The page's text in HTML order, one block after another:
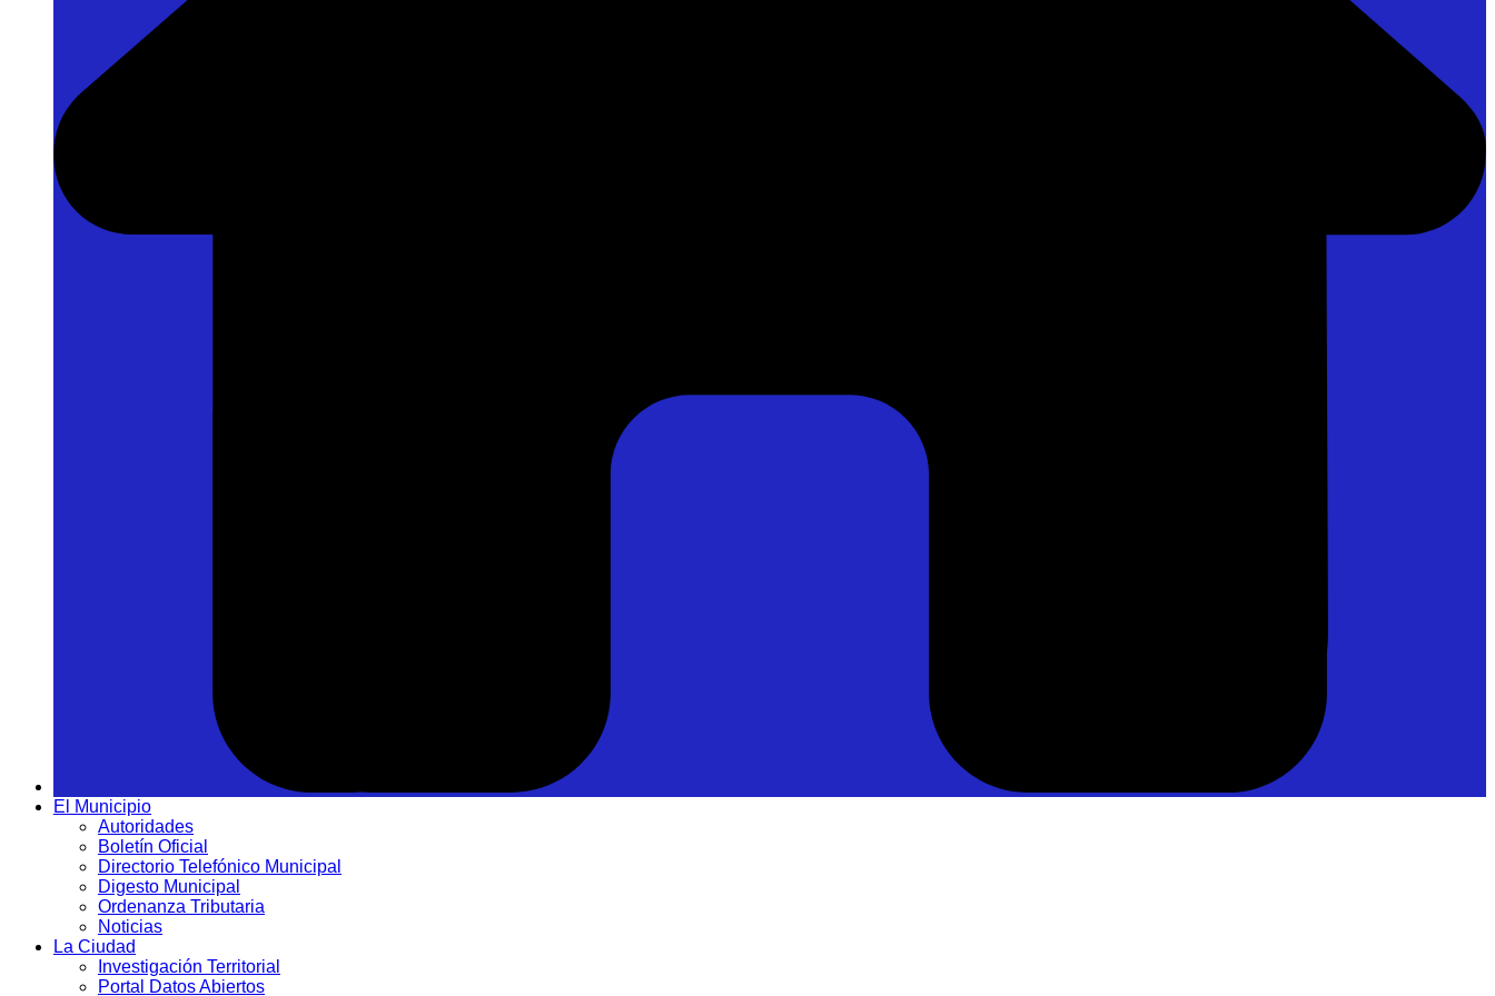
El Municipio
Autoridades
Boletín Oficial
Directorio Telefónico Municipal
Digesto Municipal
Ordenanza Tributaria
Noticias
La Ciudad
Investigación Territorial
Portal Datos Abiertos